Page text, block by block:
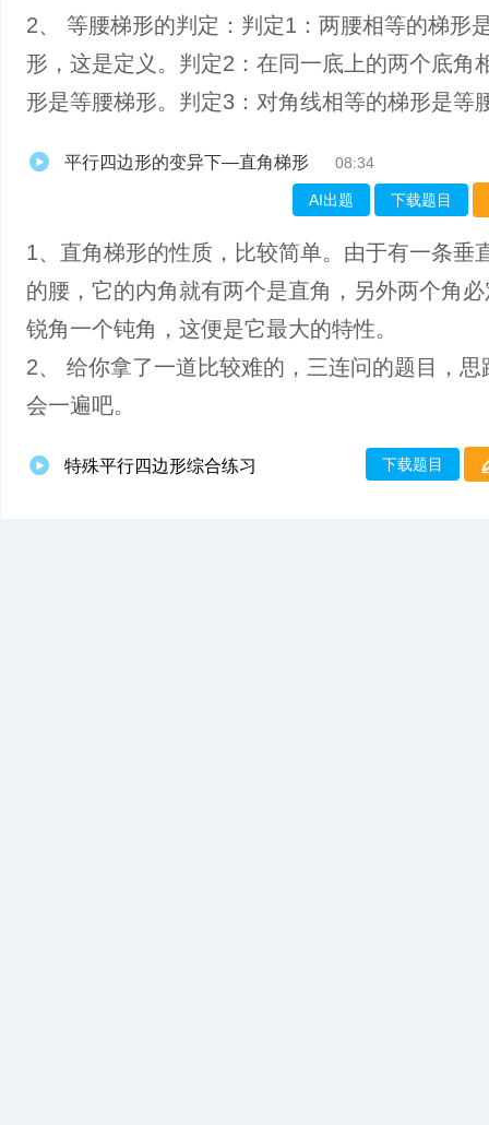
2、 等腰梯形的判定：判定1：两腰相等的梯形
形，这是定义。判定2：在同一底上的两个底角
形是等腰梯形。判定3：对角线相等的梯形是等
平行四边形的变异下—直角梯形 08:34
AI出题 下载题目
1、直角梯形的性质，比较简单。由于有一条垂
的腰，它的内角就有两个是直角，另外两个角
锐角一个钝角，这便是它最大的特性。
2、 给你拿了一道比较难的，三连问的题目，思
会一遍吧。
特殊平行四边形综合练习 下载题目